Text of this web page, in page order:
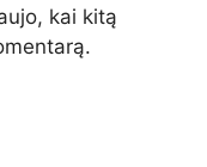
kai kitą